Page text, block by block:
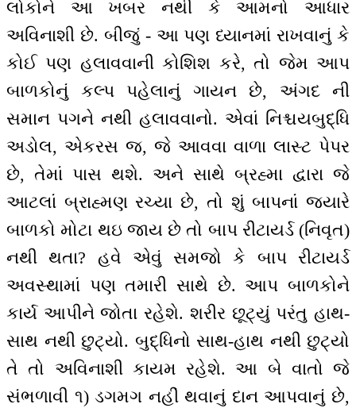
લોકોને આ ખબર નથી કે આમનો આધાર
અવિનાશી છે. બીજું - આ પણ ધ્યાનમાં રાખવાનું કે
કોઈ પણ હલાવવાની કોશિશ કરે, તો જેમ આપ
બાળકોનું કલ્પ પહેલાનું ગાયન છે, અંગદ ની
સમાન પગને નથી હલાવવાનો. એવાં નિશ્ચયબુદ્ધિ
અડોલ, એકરસ જ, જે આવવા વાળા લાસ્ટ પેપર
છે, તેમાં પાસ થશે. અને સાથે બ્રહ્મા દ્વારા જે
આટલાં બ્રાહ્મણ રચ્યા છે, તો શું બાપનાં જ્યારે
બાળકો મોટા થઇ જાય છે તો બાપ રીટાયર્ડ (નિવૃત)
નથી થતા? હવે એવું સમજો કે બાપ રીટાયર્ડ
અવસ્થામાં પણ તમારી સાથે છે. આપ બાળકોને
કાર્ય આપીને જોતા રહેશે. શરીર છૂટ્યું પરંતુ હાથ-
સાથ નથી છુટ્યો. બુદ્ધિનો સાથ-હાથ નથી છુટ્યો
તે તો અવિનાશી કાયમ રહેશે. આ બે વાતો જે
સંભળાવી ૧) ડગમગ નહીં થવાનું દાન આપવાનું છે,